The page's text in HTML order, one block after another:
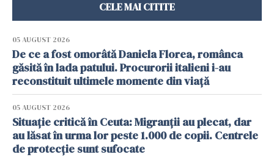
CELE MAI CITITE
05 AUGUST 2026
De ce a fost omorâtă Daniela Florea, românca
găsită în lada patului. Procurorii italieni i-au
reconstituit ultimele momente din viață
05 AUGUST 2026
Situație critică în Ceuta: Migranții au plecat, dar
au lăsat în urma lor peste 1.000 de copii. Centrele
de protecție sunt sufocate